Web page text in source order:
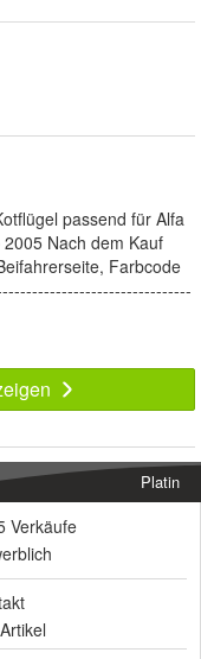
passend für Alfa
Nach dem Kauf
Farbcode
Platin
Verkäufe